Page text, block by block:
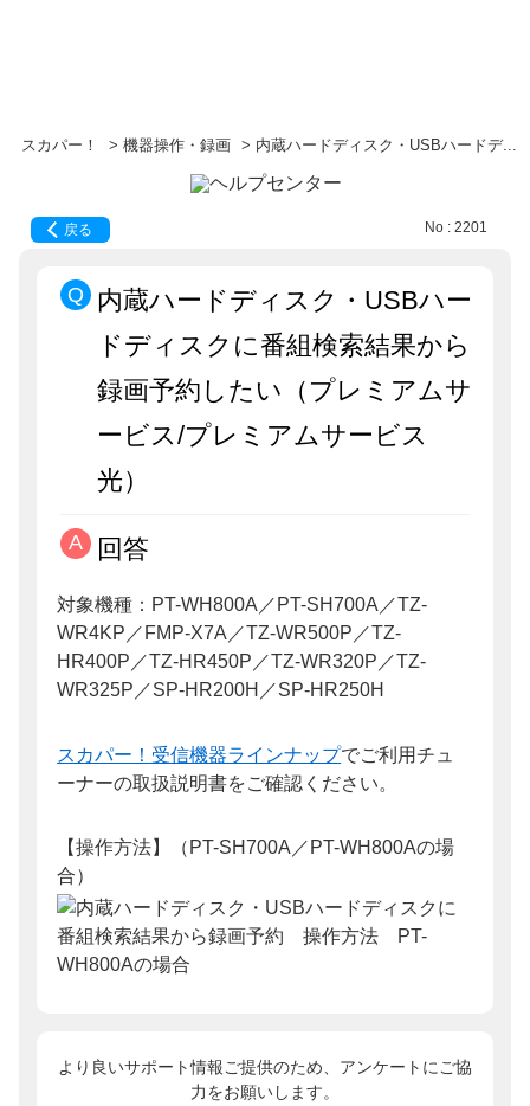
スカパー！ > 機器操作・録画 > 内蔵ハードディスク・USBハードデ...
戻る No : 2201
内蔵ハードディスク・USBハー
ドディスクに番組検索結果から
録画予約したい（プレミアムサ
ービス/プレミアムサービス
光）
回答
対象機種：PT-WH800A／PT-SH700A／TZ-
WR4KP／FMP-X7A／TZ-WR500P／TZ-
HR400P／TZ-HR450P／TZ-WR320P／TZ-
WR325P／SP-HR200H／SP-HR250H
スカパー！受信機器ラインナップでご利用チュ
ーナーの取扱説明書をご確認ください。
【操作方法】（PT-SH700A／PT-WH800Aの場
合）
より良いサポート情報ご提供のため、アンケートにご協
力をお願いします。